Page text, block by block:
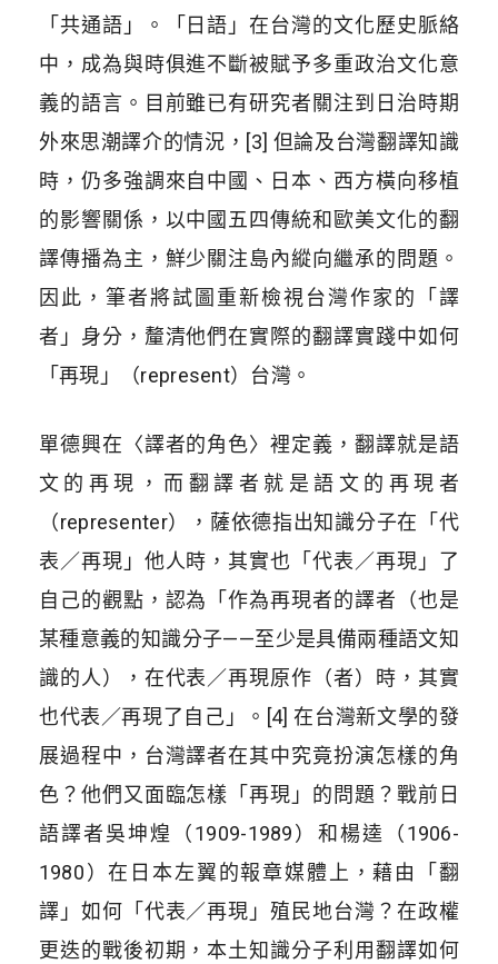
「共通語」。「日語」在台灣的文化歷史脈絡
中，成為與時俱進不斷被賦予多重政治文化意
義的語言。目前雖已有研究者關注到日治時期
外來思潮譯介的情況，[3] 但論及台灣翻譯知識
時，仍多強調來自中國、日本、西方橫向移植
的影響關係，以中國五四傳統和歐美文化的翻
譯傳播為主，鮮少關注島內縱向繼承的問題。
因此，筆者將試圖重新檢視台灣作家的「譯
者」身分，釐清他們在實際的翻譯實踐中如何
「再現」（represent）台灣。
單德興在〈譯者的角色〉裡定義，翻譯就是語
文的再現，而翻譯者就是語文的再現者
（representer），薩依德指出知識分子在「代
表／再現」他人時，其實也「代表／再現」了
自己的觀點，認為「作為再現者的譯者（也是
某種意義的知識分子——至少是具備兩種語文知
識的人），在代表／再現原作（者）時，其實
也代表／再現了自己」。[4] 在台灣新文學的發
展過程中，台灣譯者在其中究竟扮演怎樣的角
色？他們又面臨怎樣「再現」的問題？戰前日
語譯者吳坤煌（1909-1989）和楊逵（1906-
1980）在日本左翼的報章媒體上，藉由「翻
譯」如何「代表／再現」殖民地台灣？在政權
更迭的戰後初期，本土知識分子利用翻譯如何